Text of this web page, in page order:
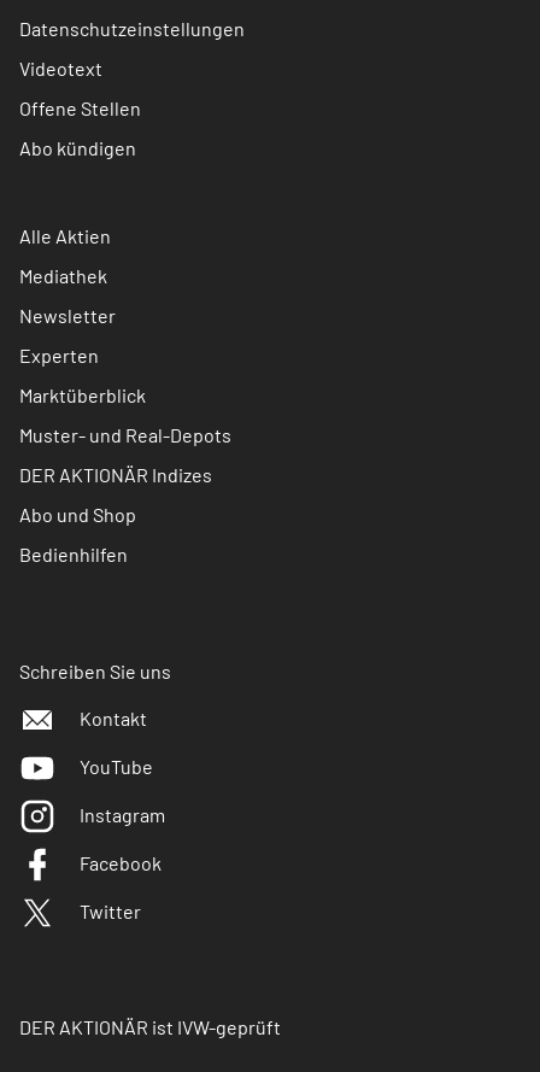
Datenschutzeinstellungen
Videotext
Offene Stellen
Abo kündigen
Alle Aktien
Mediathek
Newsletter
Experten
Marktüberblick
Muster- und Real-Depots
DER AKTIONÄR Indizes
Abo und Shop
Bedienhilfen
Schreiben Sie uns
Kontakt
YouTube
Instagram
Facebook
Twitter
DER AKTIONÄR ist IVW-geprüft